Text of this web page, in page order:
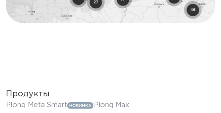
Продукты
Plonq Meta Smart
Plonq Max